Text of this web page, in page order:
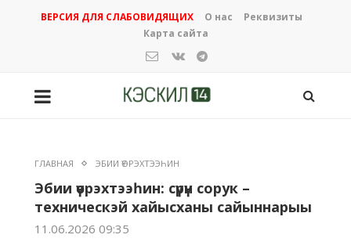
ВЕРСИЯ ДЛЯ СЛАБОВИДЯЩИХ О нас
Реквизиты
Карта сайта
ГЛАВНАЯ ЭБИИ ҮӨРЭХТЭЭҺИН
Эбии үөрэхтээһин: сүрүн сорук –
техническэй хайысханы сайыннарыы
11.06.2026 09:35